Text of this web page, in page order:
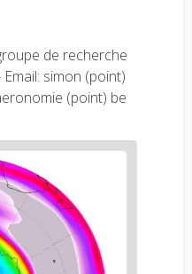
de recherche
simon (point)
(point) be